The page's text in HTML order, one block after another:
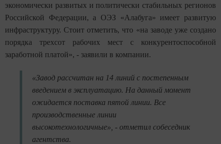
экономически развитых и политически стабильных регионов
Российской Федерации, а ОЭЗ «Алабуга» имеет развитую
инфраструктуру. Стоит отметить, что «на заводе уже создано
порядка трехсот рабочих мест с конкурентоспособной
заработной платой», - заявили в компании.
«Завод рассчитан на 14 линий с постепенным
введением в эксплуатацию. На данный момент
ожидается поставка пятой линии. Все
производственные линии
высокотехнологичные», - отметил собеседник
агентства.